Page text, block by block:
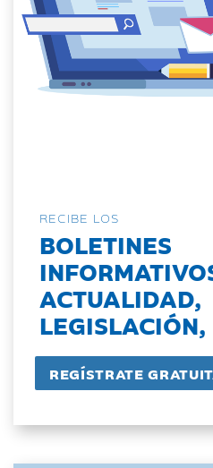
RECIBE LOS
BOLETINES
ACTUALIDAD,